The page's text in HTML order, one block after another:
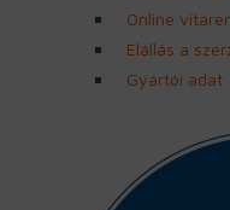
Online
Elállás a
Gyártói adat